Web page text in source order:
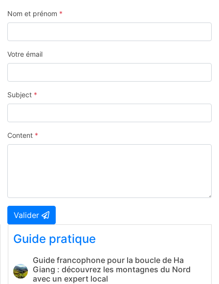
Nom et prénom *
Votre émail
Subject *
Content *
Valider
Guide pratique
Guide francophone pour la boucle de Ha
Giang : découvrez les montagnes du Nord
avec un expert local